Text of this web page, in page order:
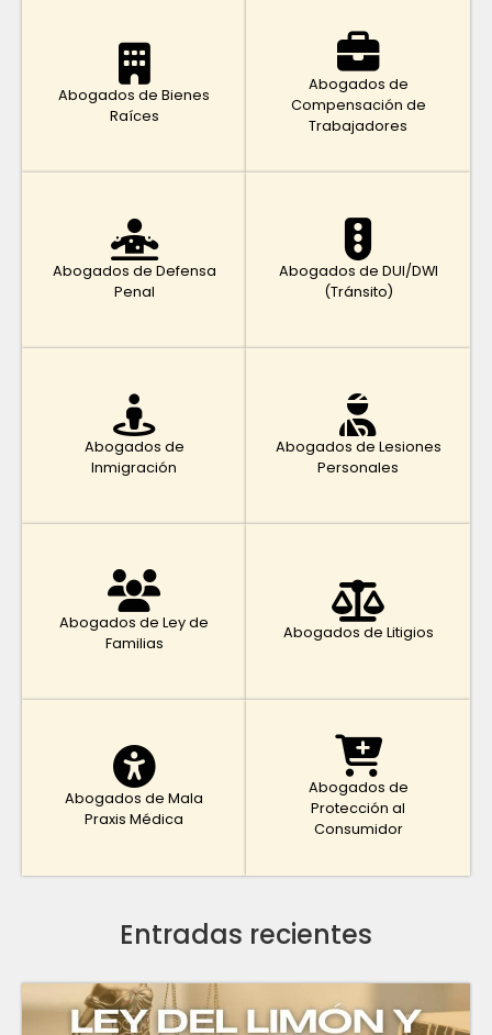
Abogados de Bienes
Raíces
Abogados de
Compensación de
Trabajadores
Abogados de Defensa
Penal
Abogados de DUI/DWI
(Tránsito)
Abogados de
Inmigración
Abogados de Lesiones
Personales
Abogados de Ley de
Familias
Abogados de Litigios
Abogados de Mala
Praxis Médica
Abogados de
Protección al
Consumidor
Entradas recientes